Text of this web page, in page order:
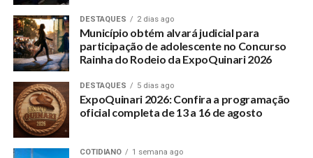
DESTAQUES 2 dias ago
Município obtém alvará judicial para
participação de adolescente no Concurso
Rainha do Rodeio da ExpoQuinari 2026
DESTAQUES 5 dias ago
ExpoQuinari 2026: Confira a programação
oficial completa de 13 a 16 de agosto
COTIDIANO 1 semana ago